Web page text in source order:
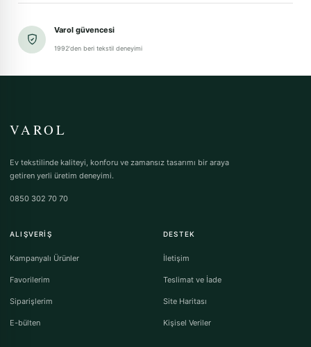
Varol güvencesi
1992'den beri tekstil deneyimi
VAROL
Ev tekstilinde kaliteyi, konforu ve zamansız tasarımı bir araya
getiren yerli üretim deneyimi.
0850 302 70 70
ALIŞVERIŞ
Kampanyalı Ürünler
Favorilerim
Siparişlerim
E-bülten
DESTEK
İletişim
Teslimat ve İade
Site Haritası
Kişisel Veriler